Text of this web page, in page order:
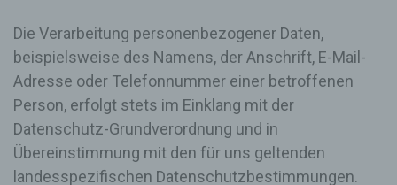
Die Verarbeitung personenbezogener Daten,
beispielsweise des Namens, der Anschrift, E-Mail-
Adresse oder Telefonnummer einer betroffenen
Person, erfolgt stets im Einklang mit der
Datenschutz-Grundverordnung und in
Übereinstimmung mit den für uns geltenden
landesspezifischen Datenschutzbestimmungen.